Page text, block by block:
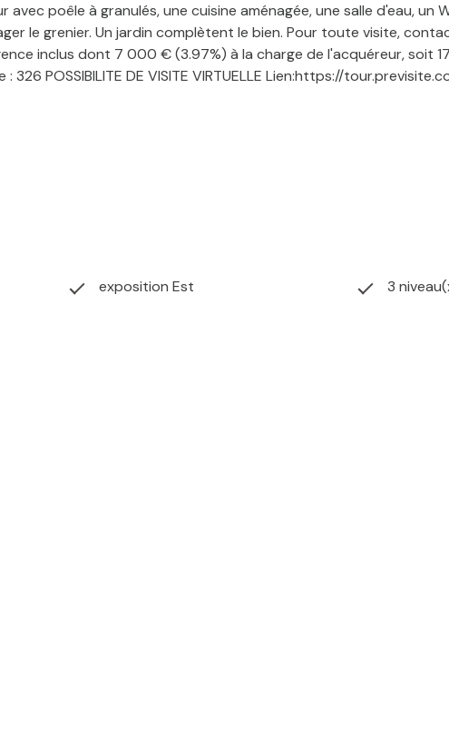
poêle à granulés, une cuisine aménagée, une salle d'eau, un
le grenier. Un jardin complètent le bien. Pour toute visite,
inclus dont 7 000 € (3.97%) à la charge de l'acquéreur, soit
: 326 POSSIBILITE DE VISITE VIRTUELLE Lien:https://
exposition Est 3